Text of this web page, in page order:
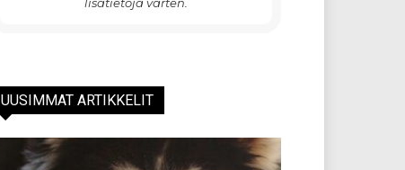
UUSIMMAT ARTIKKELIT